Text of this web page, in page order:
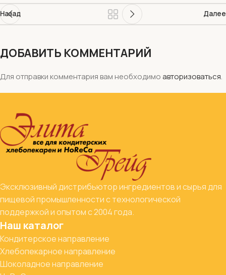
Назад Далее
ДОБАВИТЬ КОММЕНТАРИЙ
Для отправки комментария вам необходимоавторизоваться.
Эксклюзивный дистрибьютор ингредиентов и сырья для
пищевой промышленности с технологической
поддержкой и опытом с 2004 года.
Наш каталог
Кондитерское направление
Хлебопекарное направление
Шоколадное направление